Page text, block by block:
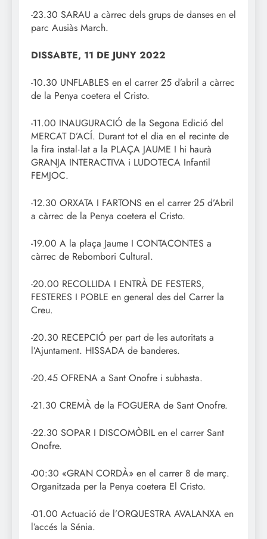
-23.30 SARAU a càrrec dels grups de danses en el
parc Ausiàs March.
DISSABTE, 11 DE JUNY 2022
-10.30 UNFLABLES en el carrer 25 d’abril a càrrec
de la Penya coetera el Cristo.
-11.00 INAUGURACIÓ de la Segona Edició del
MERCAT D’ACÍ. Durant tot el dia en el recinte de
la fira instal·lat a la PLAÇA JAUME I hi haurà
GRANJA INTERACTIVA i LUDOTECA Infantil
FEMJOC.
-12.30 ORXATA I FARTONS en el carrer 25 d’Abril
a càrrec de la Penya coetera el Cristo.
-19.00 A la plaça Jaume I CONTACONTES a
càrrec de Rebombori Cultural.
-20.00 RECOLLIDA I ENTRÀ DE FESTERS,
FESTERES I POBLE en general des del Carrer la
Creu.
-20.30 RECEPCIÓ per part de les autoritats a
l’Ajuntament. HISSADA de banderes.
-20.45 OFRENA a Sant Onofre i subhasta.
-21.30 CREMÀ de la FOGUERA de Sant Onofre.
-22.30 SOPAR I DISCOMÒBIL en el carrer Sant
Onofre.
-00:30 «GRAN CORDÀ» en el carrer 8 de març.
Organitzada per la Penya coetera El Cristo.
-01.00 Actuació de l’ORQUESTRA AVALANXA en
l’accés la Sénia.